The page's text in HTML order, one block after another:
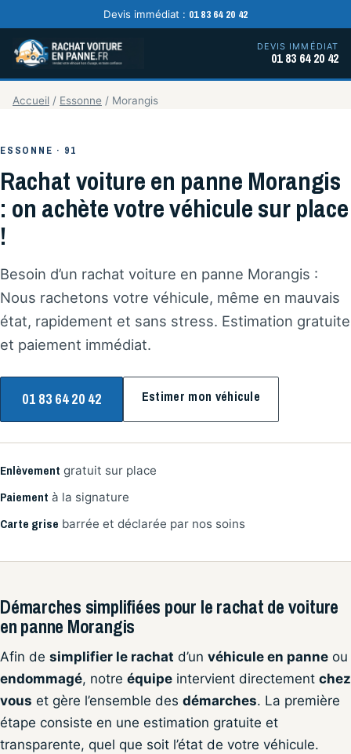
Devis immédiat : 01 83 64 20 42
DEVIS IMMÉDIAT
01 83 64 20 42
Accueil / Essonne / Morangis
ESSONNE · 91
Rachat voiture en panne Morangis
: on achète votre véhicule sur place
!
Besoin d’un rachat voiture en panne Morangis :
Nous rachetons votre véhicule, même en mauvais
état, rapidement et sans stress. Estimation gratuite
et paiement immédiat.
01 83 64 20 42 Estimer mon véhicule
Enlèvement gratuit sur place
Paiement à la signature
Carte grise barrée et déclarée par nos soins
Démarches simplifiées pour le rachat de voiture
en panne Morangis
Afin de simplifier le rachat d’un véhicule en panne ou
endommagé, notre équipe intervient directement chez
vous et gère l’ensemble des démarches. La première
étape consiste en une estimation gratuite et
transparente, quel que soit l’état de votre véhicule.